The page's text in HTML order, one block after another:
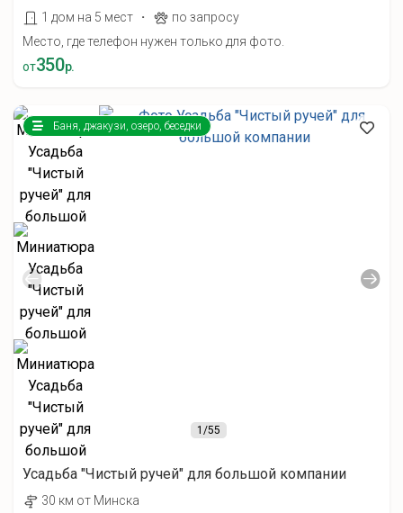
1 дом на 5 мест
·
по запросу
Место, где телефон нужен только для фото.
от350р.
1/55
Баня, джакузи, озеро, беседки
Усадьба "Чистый ручей" для большой компании
30 км от Минска